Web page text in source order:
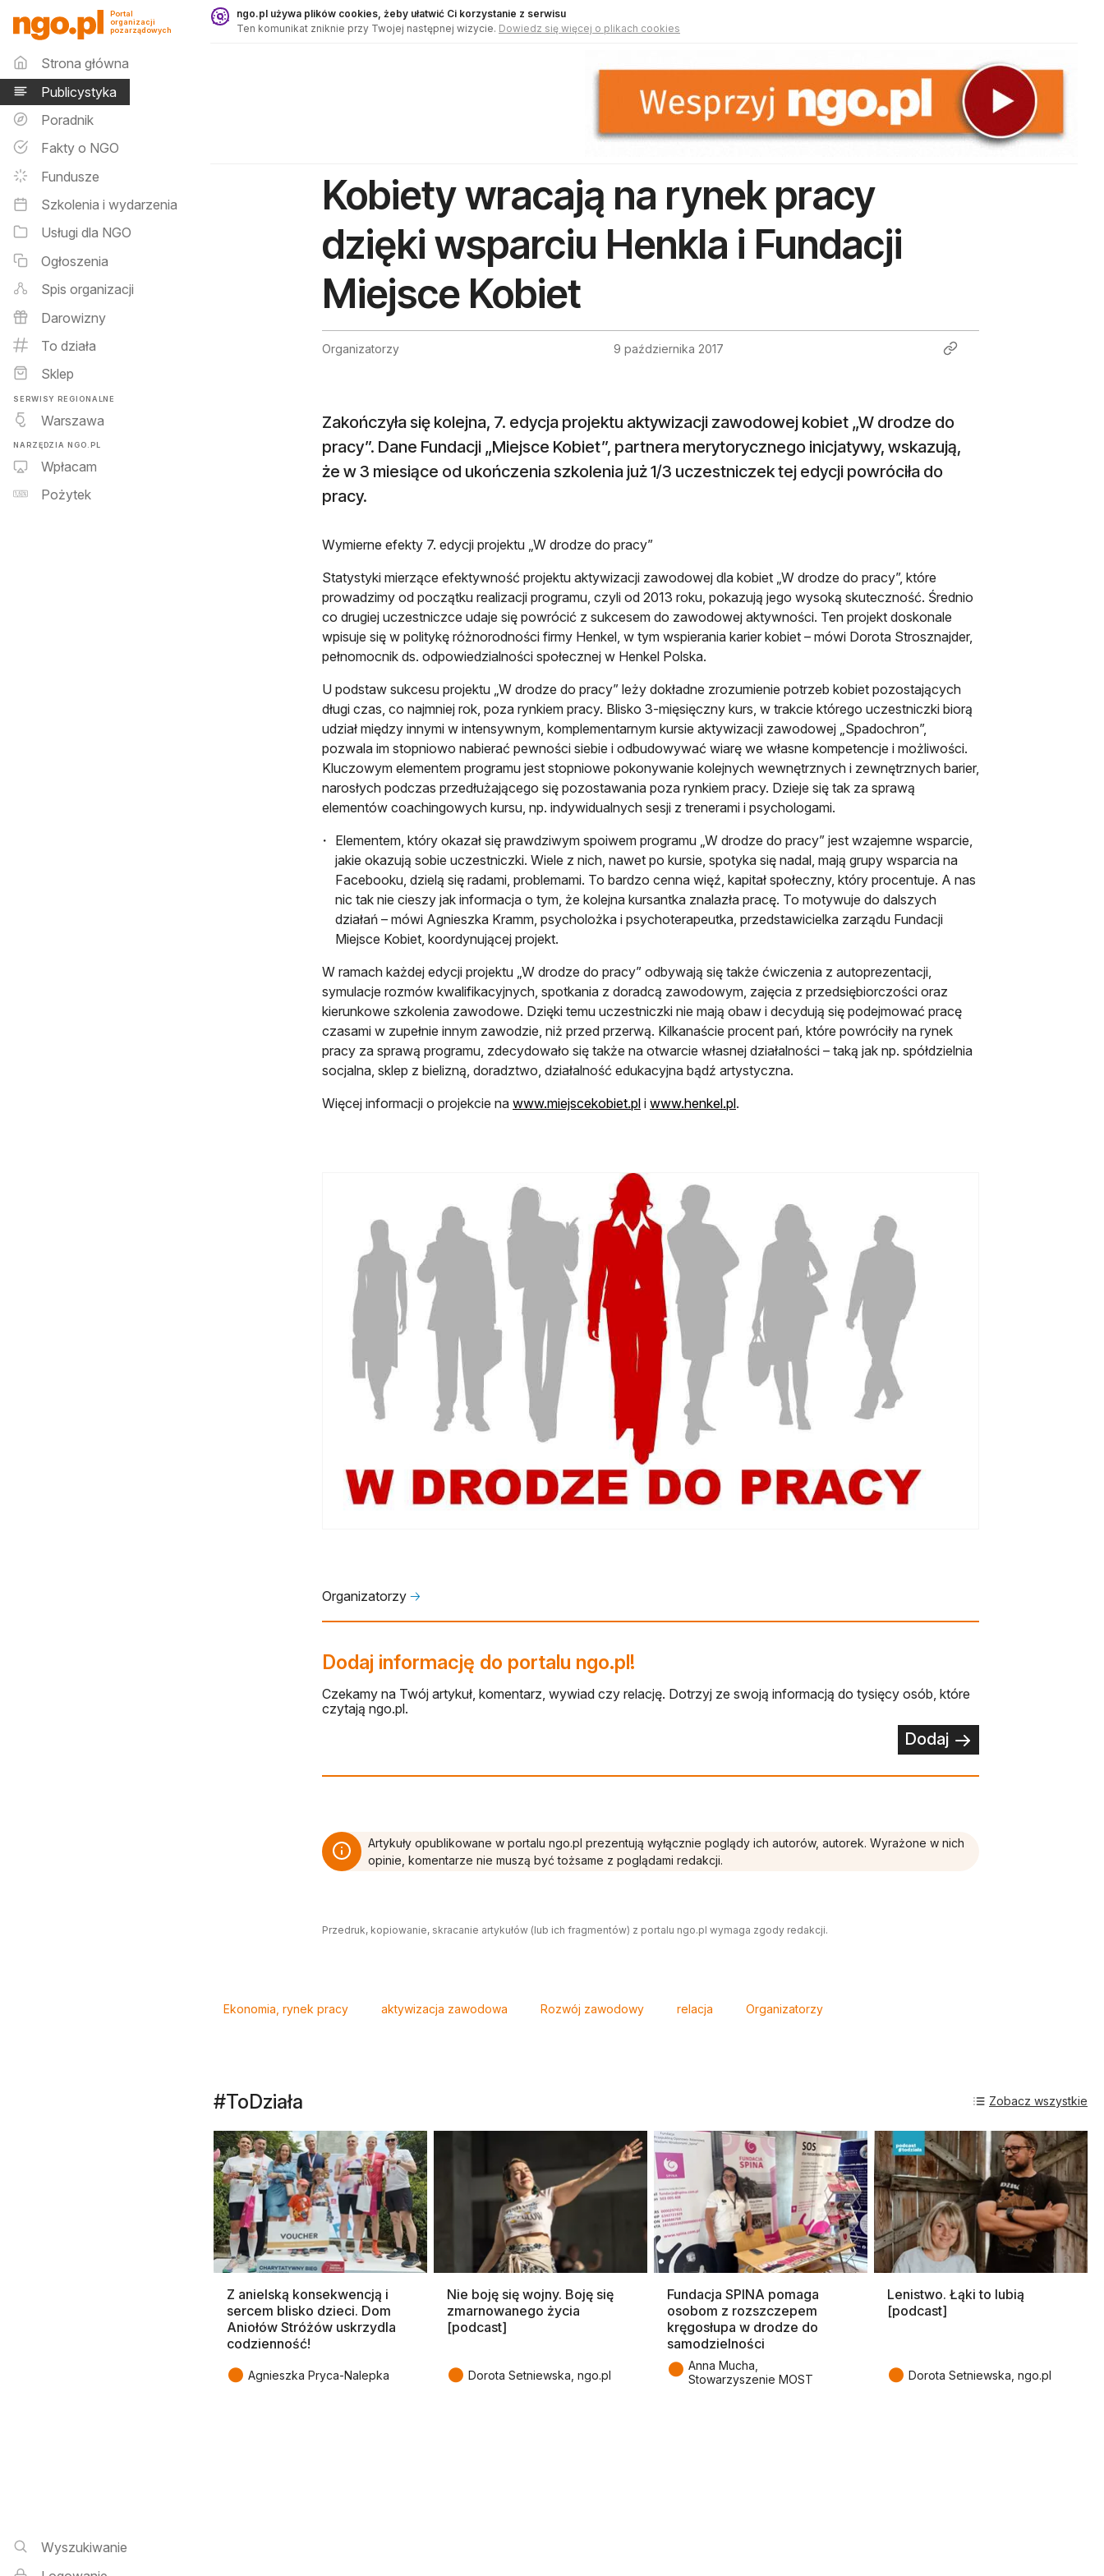
Publicystyka - ngo.pl
Portal
organizacji
pozarządowych
Menu główne
Strona główna
Publicystyka
Poradnik
Fakty o NGO
Fundusze
Szkolenia i wydarzenia
Usługi dla NGO
Ogłoszenia
Spis organizacji
Darowizny
To działa
Sklep
SERWISY REGIONALNE
Warszawa
NARZĘDZIA NGO.PL
Wpłacam
Pożytek
Wyszukiwarka i logowanie
Wyszukiwanie
ngo.pl używa plików cookies, żeby ułatwić Ci korzystanie z serwisu
Ten komunikat zniknie przy Twojej następnej wizycie. Dowiedz się więcej o plikach cookies
Kobiety wracają na rynek pracy
dzięki wsparciu Henkla i Fundacji
Miejsce Kobiet
Organizatorzy 9 października 2017
Zakończyła się kolejna, 7. edycja projektu aktywizacji zawodowej kobiet „W drodze do
pracy”. Dane Fundacji „Miejsce Kobiet”, partnera merytorycznego inicjatywy, wskazują,
że w 3 miesiące od ukończenia szkolenia już 1/3 uczestniczek tej edycji powróciła do
pracy.
Wymierne efekty 7. edycji projektu „W drodze do pracy”
Statystyki mierzące efektywność projektu aktywizacji zawodowej dla kobiet „W drodze do pracy”, które
prowadzimy od początku realizacji programu, czyli od 2013 roku, pokazują jego wysoką skuteczność. Średnio
co drugiej uczestniczce udaje się powrócić z sukcesem do zawodowej aktywności. Ten projekt doskonale
wpisuje się w politykę różnorodności firmy Henkel, w tym wspierania karier kobiet – mówi Dorota Strosznajder,
pełnomocnik ds. odpowiedzialności społecznej w Henkel Polska.
U podstaw sukcesu projektu „W drodze do pracy” leży dokładne zrozumienie potrzeb kobiet pozostających
długi czas, co najmniej rok, poza rynkiem pracy. Blisko 3-mięsięczny kurs, w trakcie którego uczestniczki biorą
udział między innymi w intensywnym, komplementarnym kursie aktywizacji zawodowej „Spadochron”,
pozwala im stopniowo nabierać pewności siebie i odbudowywać wiarę we własne kompetencje i możliwości.
Kluczowym elementem programu jest stopniowe pokonywanie kolejnych wewnętrznych i zewnętrznych barier,
narosłych podczas przedłużającego się pozostawania poza rynkiem pracy. Dzieje się tak za sprawą
elementów coachingowych kursu, np. indywidualnych sesji z trenerami i psychologami.
Elementem, który okazał się prawdziwym spoiwem programu „W drodze do pracy” jest wzajemne wsparcie,
jakie okazują sobie uczestniczki. Wiele z nich, nawet po kursie, spotyka się nadal, mają grupy wsparcia na
Facebooku, dzielą się radami, problemami. To bardzo cenna więź, kapitał społeczny, który procentuje. A nas
nic tak nie cieszy jak informacja o tym, że kolejna kursantka znalazła pracę. To motywuje do dalszych
działań – mówi Agnieszka Kramm, psycholożka i psychoterapeutka, przedstawicielka zarządu Fundacji
Miejsce Kobiet, koordynującej projekt.
W ramach każdej edycji projektu „W drodze do pracy” odbywają się także ćwiczenia z autoprezentacji,
symulacje rozmów kwalifikacyjnych, spotkania z doradcą zawodowym, zajęcia z przedsiębiorczości oraz
kierunkowe szkolenia zawodowe. Dzięki temu uczestniczki nie mają obaw i decydują się podejmować pracę
czasami w zupełnie innym zawodzie, niż przed przerwą. Kilkanaście procent pań, które powróciły na rynek
pracy za sprawą programu, zdecydowało się także na otwarcie własnej działalności – taką jak np. spółdzielnia
socjalna, sklep z bielizną, doradztwo, działalność edukacyjna bądź artystyczna.
Więcej informacji o projekcie na www.miejscekobiet.pl i www.henkel.pl.
Organizatorzy 🡢
Dodaj informację do portalu ngo.pl!
Czekamy na Twój artykuł, komentarz, wywiad czy relację. Dotrzyj ze swoją informacją do tysięcy osób, które
czytają ngo.pl.
Dodaj
Artykuły opublikowane w portalu ngo.pl prezentują wyłącznie poglądy ich autorów, autorek. Wyrażone w nich
opinie, komentarze nie muszą być tożsame z poglądami redakcji.
Przedruk, kopiowanie, skracanie artykułów (lub ich fragmentów) z portalu ngo.pl wymaga zgody redakcji.
Ekonomia, rynek pracy aktywizacja zawodowa Rozwój zawodowy relacja Organizatorzy
#ToDziała
Z anielską konsekwencją i
sercem blisko dzieci. Dom
Aniołów Stróżów uskrzydla
codzienność!
● Agnieszka Pryca-Nalepka
Nie boję się wojny. Boję się
zmarnowanego życia
[podcast]
● Dorota Setniewska, ngo.pl
Fundacja SPINA pomaga
osobom z rozszczepem
kręgosłupa w drodze do
samodzielności
● Anna Mucha,
Stowarzyszenie MOST
Lenistwo. Łąki to lubią
[podcast]
● Dorota Setniewska, ngo.pl
Zobacz wszystkie